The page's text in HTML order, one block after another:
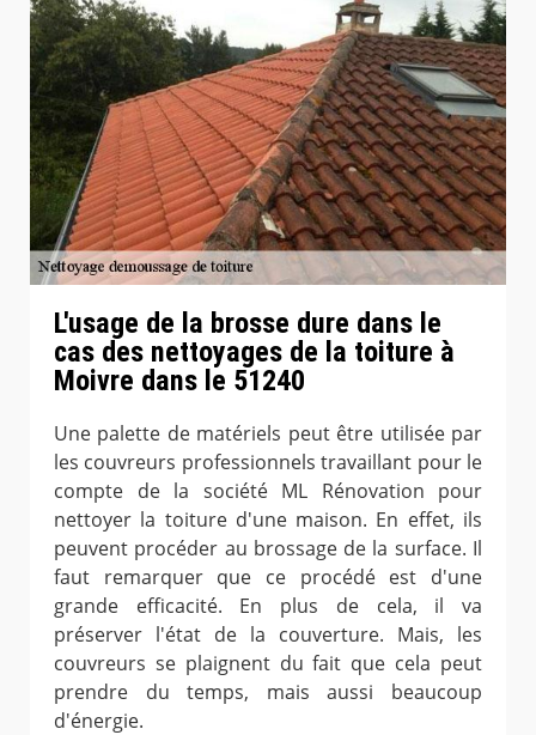
L'usage de la brosse dure dans le
cas des nettoyages de la toiture à
Moivre dans le 51240
Une palette de matériels peut être utilisée par
les couvreurs professionnels travaillant pour le
compte de la société ML Rénovation pour
nettoyer la toiture d'une maison. En effet, ils
peuvent procéder au brossage de la surface. Il
faut remarquer que ce procédé est d'une
grande efficacité. En plus de cela, il va
préserver l'état de la couverture. Mais, les
couvreurs se plaignent du fait que cela peut
prendre du temps, mais aussi beaucoup
d'énergie.